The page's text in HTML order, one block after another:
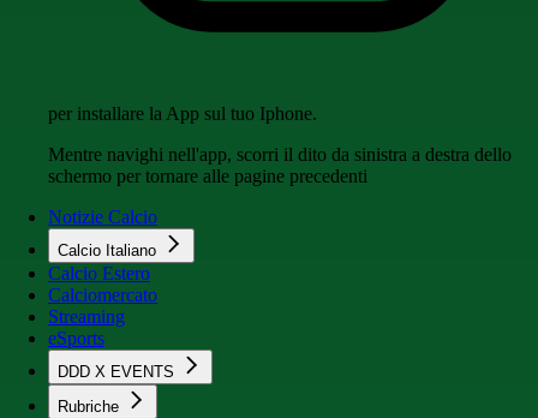
per installare la App sul tuo Iphone.
Mentre navighi nell'app, scorri il dito da sinistra a destra dello
schermo per tornare alle pagine precedenti
Notizie Calcio
Calcio Italiano
Calcio Estero
Calciomercato
Streaming
eSports
DDD X EVENTS
Rubriche